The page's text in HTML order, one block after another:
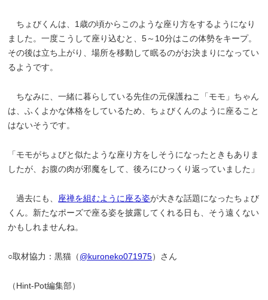
ちょびくんは、1歳の頃からこのような座り方をするようになり
ました。一度こうして座り込むと、5～10分はこの体勢をキープ。
その後は立ち上がり、場所を移動して眠るのがお決まりになってい
るようです。
ちなみに、一緒に暮らしている先住の元保護ねこ「モモ」ちゃん
は、ふくよかな体格をしているため、ちょびくんのように座ること
はないそうです。
「モモがちょびと似たような座り方をしそうになったときもありま
したが、お腹の肉が邪魔をして、後ろにひっくり返っていました」
過去にも、 座禅を組むように座る姿が大きな話題になったちょび
くん。新たなポーズで座る姿を披露してくれる日も、そう遠くない
かもしれませんね。
○取材協力：黒猫（@kuroneko071975）さん
（Hint-Pot編集部）